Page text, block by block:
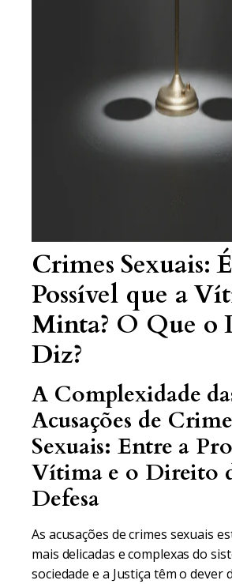
Crimes Sexuais: É
Possível que a
Minta? O Que o
Diz?
A Complexidade
Acusações de
Sexuais: Entre a
Vítima e o Direito
Defesa
As acusações de crimes sexuais
mais delicadas e complexas do
sociedade e a Justiça têm o dever